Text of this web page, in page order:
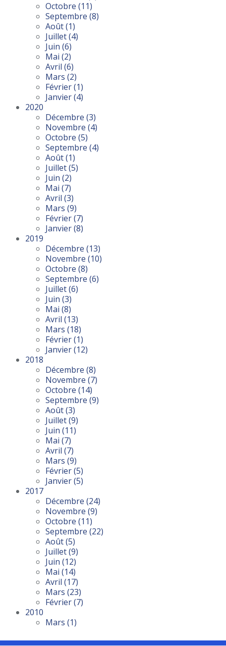
Octobre (11)
Septembre (8)
Août(1)
Juillet(4)
Juin (6)
Mai (2)
Avril (6)
Mars (2)
Février(1)
Janvier(4)
2020
Décembre (3)
Novembre (4)
Octobre (5)
Septembre (4)
Août(1)
Juillet(5)
Juin (2)
Mai (7)
Avril (3)
Mars (9)
Février(7)
Janvier(8)
2019
Décembre (13)
Novembre (10)
Octobre (8)
Septembre (6)
Juillet(6)
Juin (3)
Mai (8)
Avril (13)
Mars (18)
Février(1)
Janvier(12)
2018
Décembre (8)
Novembre (7)
Octobre (14)
Septembre (9)
Août(3)
Juillet(9)
Juin (11)
Mai (7)
Avril (7)
Mars (9)
Février(5)
Janvier(5)
2017
Décembre (24)
Novembre (9)
Octobre (11)
Septembre (22)
Août(5)
Juillet(9)
Juin (12)
Mai (14)
Avril (17)
Mars (23)
Février(7)
2010
Mars (1)